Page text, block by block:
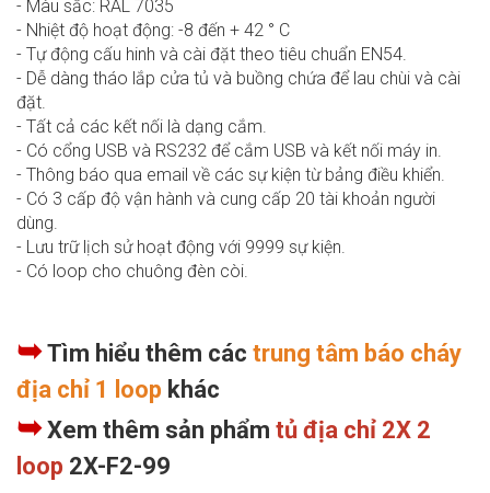
- Màu sắc: RAL 7035
- Nhiệt độ hoạt động: -8 đến + 42 ° C
- Tự động cấu hinh và cài đặt theo tiêu chuẩn EN54.
- Dễ dàng tháo lắp cửa tủ và buồng chứa để lau chùi và cài
đặt.
- Tất cả các kết nối là dạng cắm.
- Có cổng USB và RS232 để cắm USB và kết nối máy in.
- Thông báo qua email về các sự kiện từ bảng điều khiển.
- Có 3 cấp độ vận hành và cung cấp 20 tài khoản người
dùng.
- Lưu trữ lịch sử hoạt động với 9999 sự kiện.
- Có loop cho chuông đèn còi.
➥Tìm hiểu thêm các trung tâm báo cháy
địa chỉ 1 loop khác
➥Xem thêm sản phẩm tủ địa chỉ 2X 2
loop 2X-F2-99